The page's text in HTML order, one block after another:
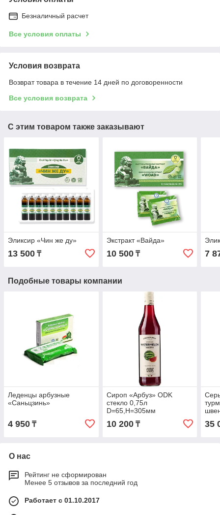
Безналичный расчет
Все условия оплаты
Условия возврата
Возврат товара в течение 14 дней по договоренности
Все условия возврата
С этим товаром также заказывают
Эликсир «Чин же ду»
13 500 ₸
Экстракт «Вайда»
10 500₸ 7
Подобные товары компании
Леденцы арбузные
«Саньцзинь»
4 950 ₸
Сироп «Арбуз» ODK
стекло 0,75л
D=65,H=305мм
10 200₸ 35
О нас
Рейтинг не сформирован
Менее 5 отзывов за последний год
Работает с 01.10.2017